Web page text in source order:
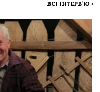
ВСІ ІНТЕРВ'Ю >